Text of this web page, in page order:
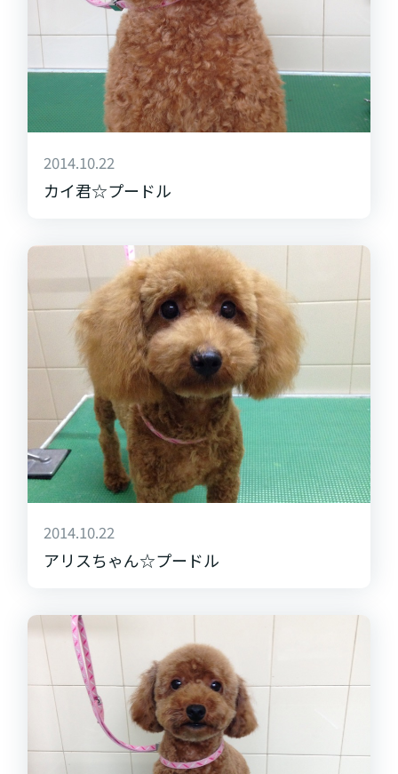
2014.10.22
カイ君☆プードル
2014.10.22
アリスちゃん☆プードル